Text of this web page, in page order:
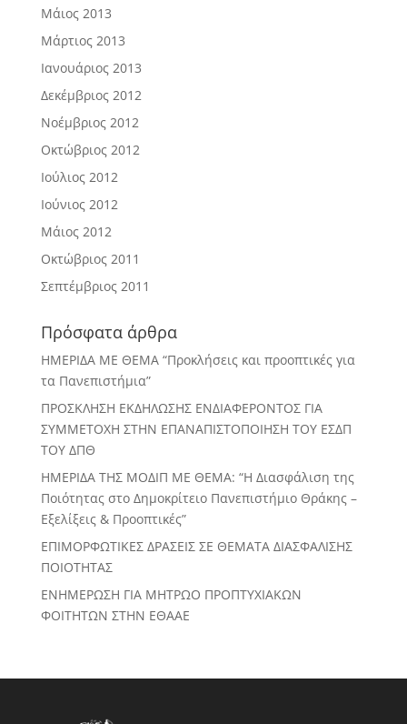
Μάιος 2013
Μάρτιος 2013
Ιανουάριος 2013
Δεκέμβριος 2012
Νοέμβριος 2012
Οκτώβριος 2012
Ιούλιος 2012
Ιούνιος 2012
Μάιος 2012
Οκτώβριος 2011
Σεπτέμβριος 2011
Πρόσφατα άρθρα
ΗΜΕΡΙΔΑ ΜΕ ΘΕΜΑ “Προκλήσεις και προοπτικές για
τα Πανεπιστήμια”
ΠΡΟΣΚΛΗΣΗ ΕΚΔΗΛΩΣΗΣ ΕΝΔΙΑΦΕΡΟΝΤΟΣ ΓΙΑ
ΣΥΜΜΕΤΟΧΗ ΣΤΗΝ ΕΠΑΝΑΠΙΣΤΟΠΟΙΗΣΗ ΤΟΥ ΕΣΔΠ
ΤΟΥ ΔΠΘ
ΗΜΕΡΙΔΑ ΤΗΣ ΜΟΔΙΠ ΜΕ ΘΕΜΑ: “Η Διασφάλιση της
Ποιότητας στο Δημοκρίτειο Πανεπιστήμιο Θράκης –
Εξελίξεις & Προοπτικές”
ΕΠΙΜΟΡΦΩΤΙΚΕΣ ΔΡΑΣΕΙΣ ΣΕ ΘΕΜΑΤΑ ΔΙΑΣΦΑΛΙΣΗΣ
ΠΟΙΟΤΗΤΑΣ
ΕΝΗΜΕΡΩΣΗ ΓΙΑ ΜΗΤΡΩΟ ΠΡΟΠΤΥΧΙΑΚΩΝ
ΦΟΙΤΗΤΩΝ ΣΤΗΝ ΕΘΑΑΕ